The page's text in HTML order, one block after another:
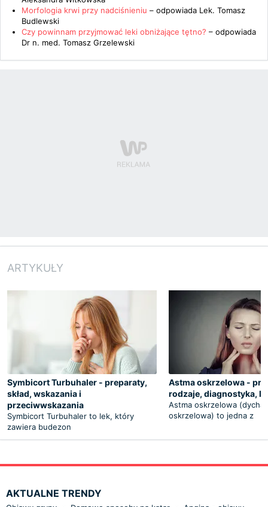
Morfologia krwi przy nadciśnieniu – odpowiada Lek. Tomasz
Budlewski
Czy powinnam przyjmować leki obniżające tętno? – odpowiada
Dr n. med. Tomasz Grzelewski
ARTYKUŁY
Symbicort Turbuhaler - preparaty,
skład, wskazania i
przeciwwskazania
Symbicort Turbuhaler to lek, który
zawiera budezon
Astma oskrzelowa -
rodzaje, diagnostyka,
Astma oskrzelowa
oskrzelowa) to jedna z
AKTUALNE TRENDY